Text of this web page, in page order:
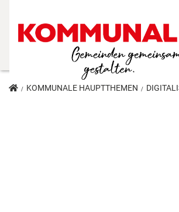
KOMMUNALE HAUPTTHEMEN